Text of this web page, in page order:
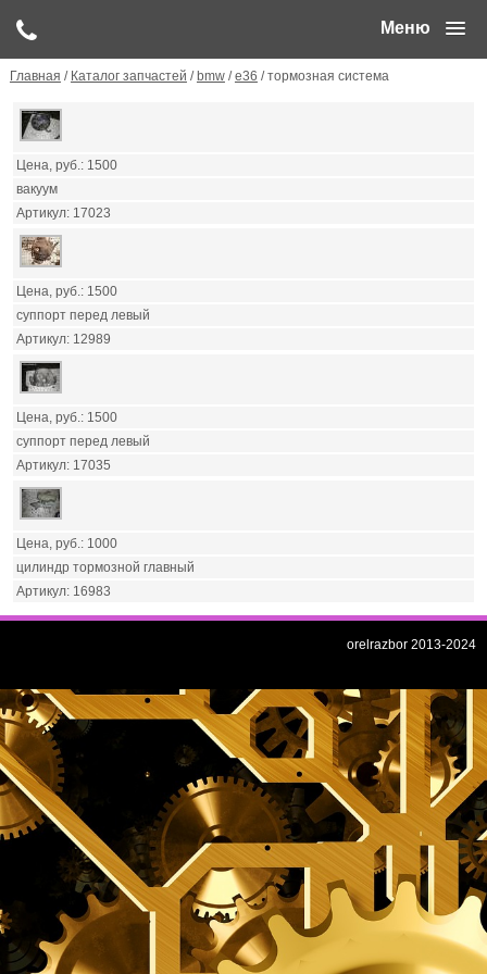
Меню
Главная / Каталог запчастей / bmw/e36 / тормозная система
1500
вакуум
17023
1500
суппорт перед левый
12989
1500
суппорт перед левый
17035
1000
цилиндр тормозной главный
16983
orelrazbor 2013-2024